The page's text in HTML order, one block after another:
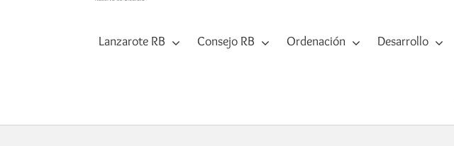
Lanzarote RB Consejo RB Ordenación Desarrollo